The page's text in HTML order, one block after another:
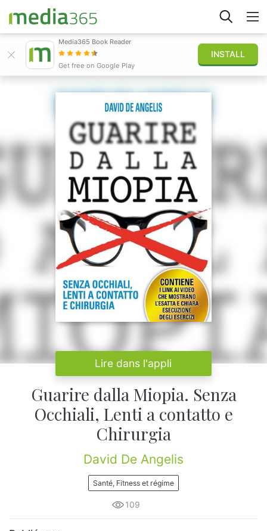
Connexion
Publier
Media365 Book Reader
Get free on Google Play
INSTALL
Lire dans l'appli
Guarire dalla Miopia. Senza
Occhiali, Lenti a contatto e
Chirurgia
David De Angelis
Santé, Fitness et régime
109